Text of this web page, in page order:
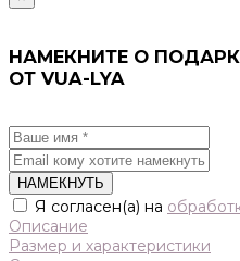
НАМЕКНИТЕ О
ОТ VUA-LYA
НАМЕКНУТЬ
Я согласен(а) на
Описание
Размер и характеристики